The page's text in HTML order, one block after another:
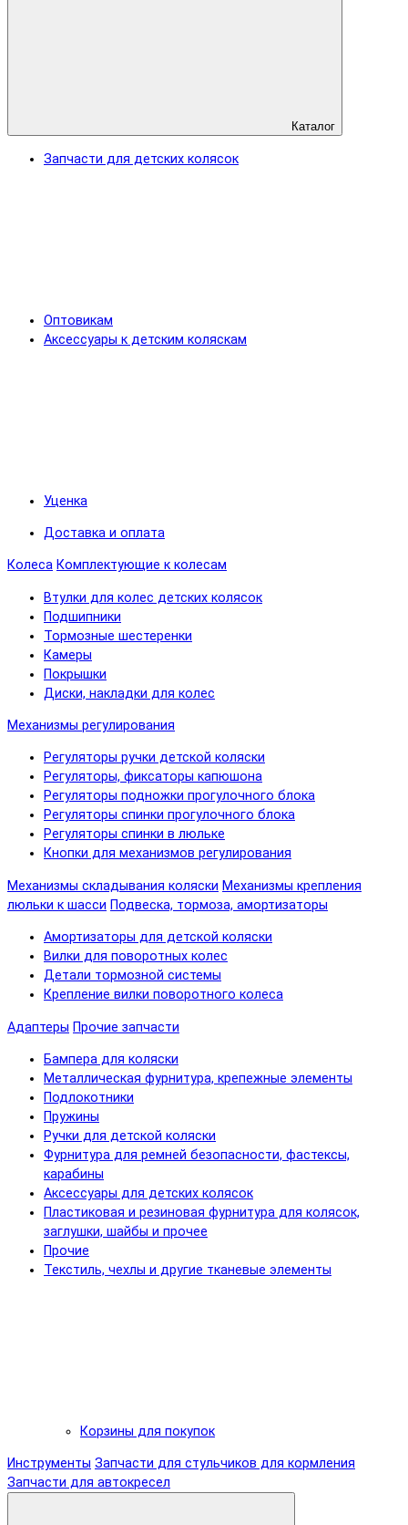
Каталог
Запчасти для детских колясок
Оптовикам
Аксессуары к детским коляскам
Уценка
Доставка и оплата
Колеса Комплектующие к колесам
Втулки для колес детских колясок
Подшипники
Тормозные шестеренки
Камеры
Покрышки
Диски, накладки для колес
Механизмы регулирования
Регуляторы ручки детской коляски
Регуляторы, фиксаторы капюшона
Регуляторы подножки прогулочного блока
Регуляторы спинки прогулочного блока
Регуляторы спинки в люльке
Кнопки для механизмов регулирования
Механизмы складывания коляски Механизмы крепления
люльки к шасси Подвеска, тормоза, амортизаторы
Амортизаторы для детской коляски
Вилки для поворотных колес
Детали тормозной системы
Крепление вилки поворотного колеса
Адаптеры Прочие запчасти
Бампера для коляски
Металлическая фурнитура, крепежные элементы
Подлокотники
Пружины
Ручки для детской коляски
Фурнитура для ремней безопасности, фастексы,
карабины
Аксессуары для детских колясок
Пластиковая и резиновая фурнитура для колясок,
заглушки, шайбы и прочее
Прочие
Текстиль, чехлы и другие тканевые элементы
Корзины для покупок
Инструменты Запчасти для стульчиков для кормления
Запчасти для автокресел